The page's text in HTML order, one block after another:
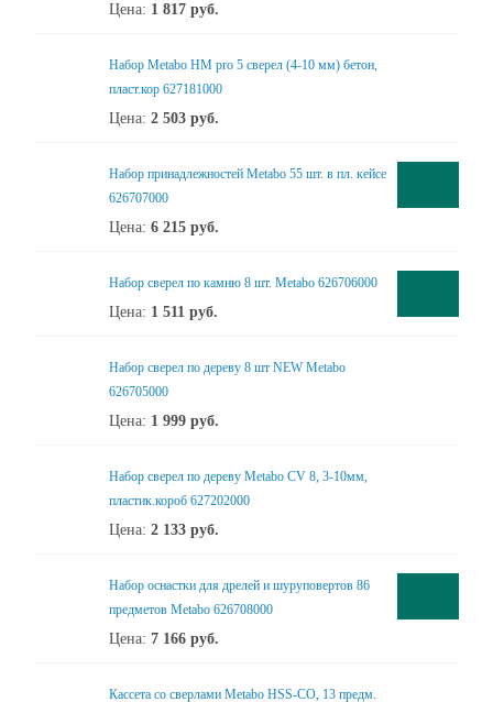
Цена: 1 817 руб.
Набор Metabo НМ pro 5 сверел (4-10 мм) бетон,
пласт.кор 627181000
Цена: 2 503 руб.
Набор принадлежностей Metabo 55 шт. в пл. кейсе
626707000
Цена: 6 215 руб.
Набор сверел по камню 8 шт. Metabo 626706000
Цена: 1 511 руб.
Набор сверел по дереву 8 шт NEW Metabo
626705000
Цена: 1 999 руб.
Набор сверел по дереву Metabo CV 8, 3-10мм,
пластик.короб 627202000
Цена: 2 133 руб.
Набор оснастки для дрелей и шуруповертов 86
предметов Metabo 626708000
Цена: 7 166 руб.
Кассета со сверлами Metabo HSS-CO, 13 предм.